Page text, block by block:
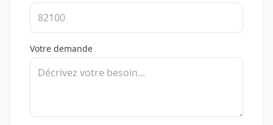
Votre demande